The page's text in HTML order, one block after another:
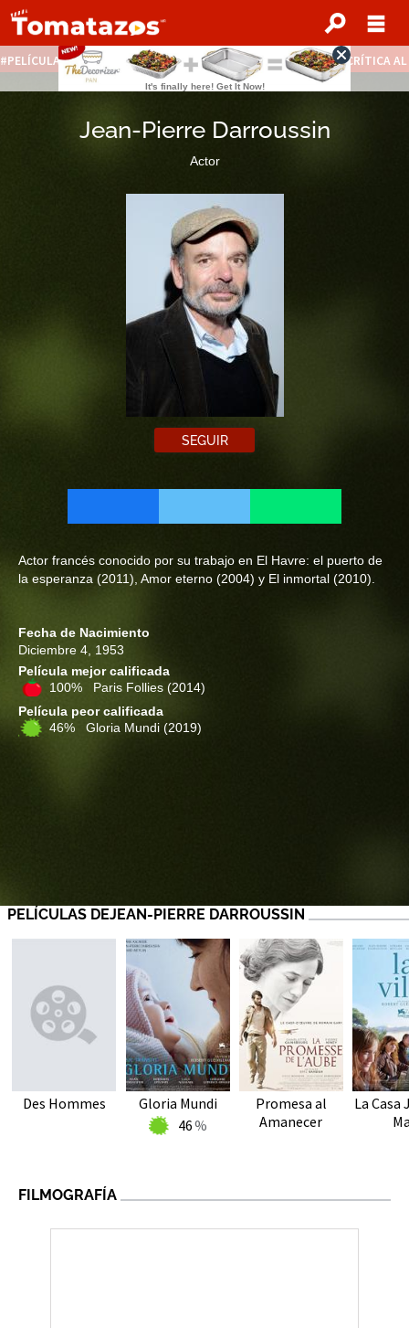
PELÍCULAS STREAMING GRATIS NOTICIAS DESTACADAS CRÍTICA
Jean-Pierre Darroussin
Actor
SEGUIR
Actor francés conocido por su trabajo en El Havre: el puerto de
la esperanza (2011), Amor eterno (2004) y El inmortal (2010).
Fecha de Nacimiento
Diciembre 4, 1953
Película mejor calificada
100% Paris Follies (2014)
Película peor calificada
46% Gloria Mundi (2019)
PELÍCULAS DEJEAN-PIERRE DARROUSSIN
Des Hommes
Gloria Mundi
46
Promesa al
Amanecer
La Casa
FILMOGRAFÍA